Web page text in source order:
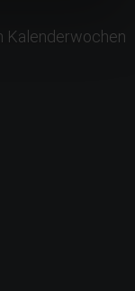
Kalenderwochen